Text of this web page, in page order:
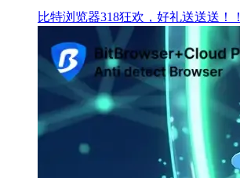
比特浏览器318狂欢，好礼送送送！！